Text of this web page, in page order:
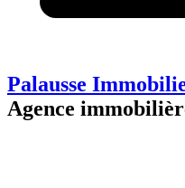
Palausse
Agence